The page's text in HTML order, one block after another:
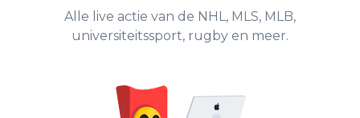
Alle live actie van de NHL, MLS, MLB,
universiteitssport, rugby en meer.